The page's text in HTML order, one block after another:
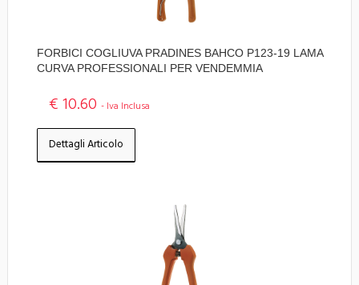
FORBICI COGLIUVA PRADINES BAHCO P123-19 LAMA
CURVA PROFESSIONALI PER VENDEMMIA
€ 10.60 - Iva Inclusa
Dettagli Articolo